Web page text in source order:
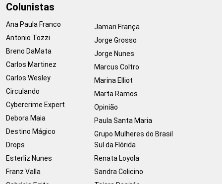
Colunistas
Ana Paula Franco
Antonio Tozzi
Breno DaMata
Carlos Martinez
Carlos Wesley
Circulando
Cybercrime Expert
Debora Maia
Destino Mágico
Drops
Esterliz Nunes
Franz Valla
Jamari França
Jorge Grosso
Jorge Nunes
Marcus Coltro
Marina Elliot
Marta Ramos
Opinião
Paula Santa Maria
Grupo Mulheres do Brasil
Sul da Flórida
Renata Loyola
Sandra Colicino